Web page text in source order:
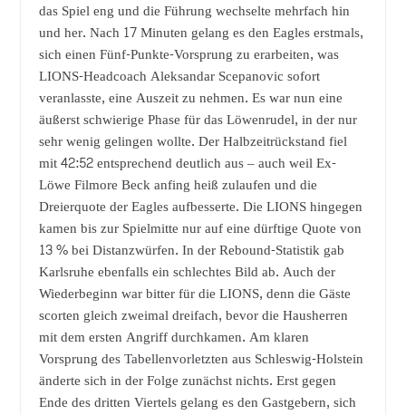
das Spiel eng und die Führung wechselte mehrfach hin
und her. Nach 17 Minuten gelang es den Eagles erstmals,
sich einen Fünf-Punkte-Vorsprung zu erarbeiten, was
LIONS-Headcoach Aleksandar Scepanovic sofort
veranlasste, eine Auszeit zu nehmen. Es war nun eine
äußerst schwierige Phase für das Löwenrudel, in der nur
sehr wenig gelingen wollte. Der Halbzeitrückstand fiel
mit 42:52 entsprechend deutlich aus – auch weil Ex-
Löwe Filmore Beck anfing heiß zulaufen und die
Dreierquote der Eagles aufbesserte. Die LIONS hingegen
kamen bis zur Spielmitte nur auf eine dürftige Quote von
13 % bei Distanzwürfen. In der Rebound-Statistik gab
Karlsruhe ebenfalls ein schlechtes Bild ab. Auch der
Wiederbeginn war bitter für die LIONS, denn die Gäste
scorten gleich zweimal dreifach, bevor die Hausherren
mit dem ersten Angriff durchkamen. Am klaren
Vorsprung des Tabellenvorletzten aus Schleswig-Holstein
änderte sich in der Folge zunächst nichts. Erst gegen
Ende des dritten Viertels gelang es den Gastgebern, sich